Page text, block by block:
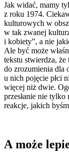
Jak widać, mamy
z roku 1974.
kulturowych w
w tak zwanej
i kobiety”, a nie
Ale być może
tekstu stwierdza,
do zrozumienia dla
u nich pojęcie płci
więcej niż dwie.
przesłanie nie tylko
reakcje, jakich
A może